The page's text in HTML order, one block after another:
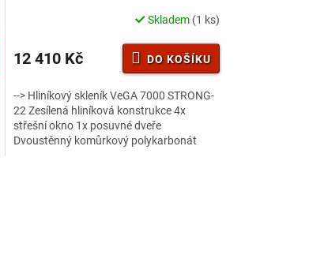
M
A
Skladem (1 ks)
12 410 Kč DO KOŠÍKU
--> Hliníkový skleník VeGA 7000 STRONG-
22 Zesílená hliníková konstrukce 4x
střešní okno 1x posuvné dveře
Dvoustěnný komůrkový polykarbonát